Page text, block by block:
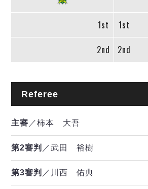
1st 1st
2nd 2nd
Referee
主審 ／柿本 大吾
第2審判 ／武田 裕樹
第3審判 ／川西 佑典